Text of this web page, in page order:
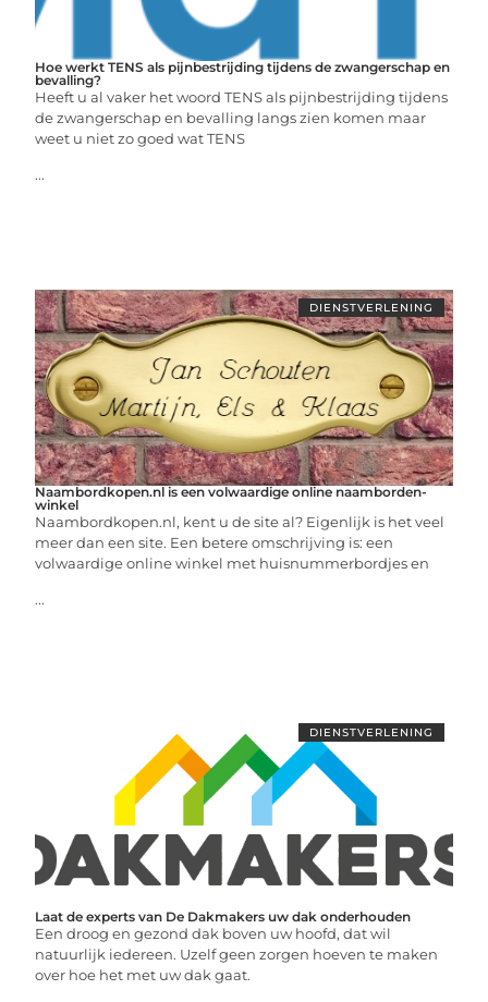
Hoe werkt TENS als pijnbestrijding tijdens de zwangerschap en
bevalling?
Heeft u al vaker het woord TENS als pijnbestrijding tijdens
de zwangerschap en bevalling langs zien komen maar
weet u niet zo goed wat TENS
...
DIENSTVERLENING
Naambordkopen.nl is een volwaardige online naamborden-
winkel
Naambordkopen.nl, kent u de site al? Eigenlijk is het veel
meer dan een site. Een betere omschrijving is: een
volwaardige online winkel met huisnummerbordjes en
...
DIENSTVERLENING
Laat de experts van De Dakmakers uw dak onderhouden
Een droog en gezond dak boven uw hoofd, dat wil
natuurlijk iedereen. Uzelf geen zorgen hoeven te maken
over hoe het met uw dak gaat.